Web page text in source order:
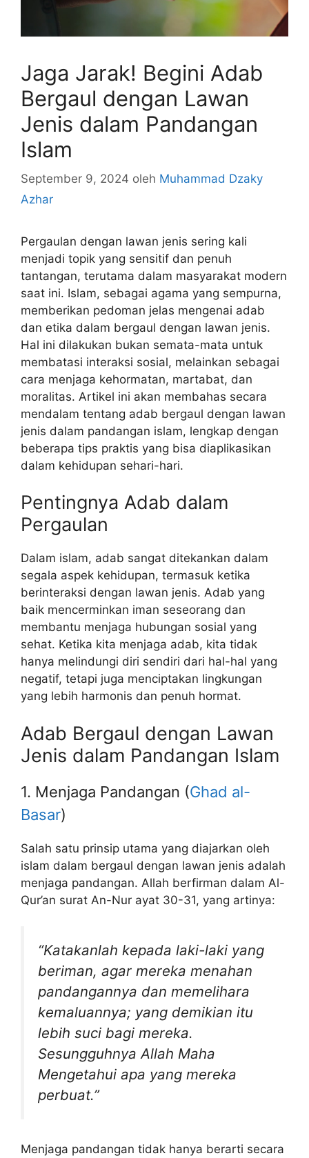
Jaga Jarak! Begini Adab
Bergaul dengan Lawan
Jenis dalam Pandangan
Islam
September 9, 2024 oleh Muhammad Dzaky
Azhar
Pergaulan dengan lawan jenis sering kali
menjadi topik yang sensitif dan penuh
tantangan, terutama dalam masyarakat modern
saat ini. Islam, sebagai agama yang sempurna,
memberikan pedoman jelas mengenai adab
dan etika dalam bergaul dengan lawan jenis.
Hal ini dilakukan bukan semata-mata untuk
membatasi interaksi sosial, melainkan sebagai
cara menjaga kehormatan, martabat, dan
moralitas. Artikel ini akan membahas secara
mendalam tentang adab bergaul dengan lawan
jenis dalam pandangan islam, lengkap dengan
beberapa tips praktis yang bisa diaplikasikan
dalam kehidupan sehari-hari.
Pentingnya Adab dalam
Pergaulan
Dalam islam, adab sangat ditekankan dalam
segala aspek kehidupan, termasuk ketika
berinteraksi dengan lawan jenis. Adab yang
baik mencerminkan iman seseorang dan
membantu menjaga hubungan sosial yang
sehat. Ketika kita menjaga adab, kita tidak
hanya melindungi diri sendiri dari hal-hal yang
negatif, tetapi juga menciptakan lingkungan
yang lebih harmonis dan penuh hormat.
Adab Bergaul dengan Lawan
Jenis dalam Pandangan Islam
1. Menjaga Pandangan (Ghad al-
Basar)
Salah satu prinsip utama yang diajarkan oleh
islam dalam bergaul dengan lawan jenis adalah
menjaga pandangan. Allah berfirman dalam Al-
Qur’an surat An-Nur ayat 30-31, yang artinya:
“Katakanlah kepada laki-laki yang
beriman, agar mereka menahan
pandangannya dan memelihara
kemaluannya; yang demikian itu
lebih suci bagi mereka.
Sesungguhnya Allah Maha
Mengetahui apa yang mereka
perbuat.”
Menjaga pandangan tidak hanya berarti secara